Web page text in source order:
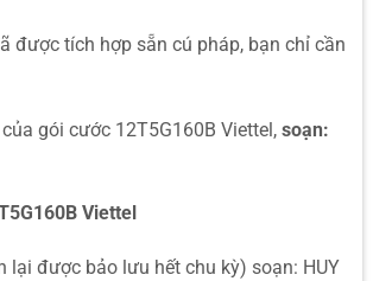
được tích hợp sẵn cú pháp, bạn chỉ cần
gói cước 12T5G160B Viettel, soạn:
Viettel
lại được bảo lưu hết chu kỳ) soạn: HUY